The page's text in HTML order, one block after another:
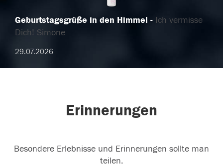
Geburtstagsgrüße in den Himmel
Ich vermisse
Dich! Simone
29.07.2026
Erinnerungen
Besondere Erlebnisse und Erinnerungen sollte man
teilen.